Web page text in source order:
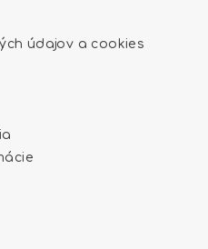
údajov a cookies